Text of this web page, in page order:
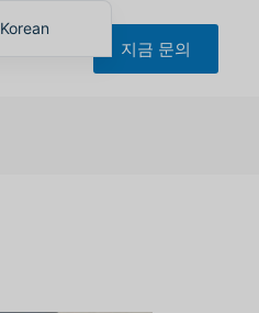
지금 문의
Korean